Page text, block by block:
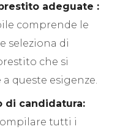
adeguate :
comprende le
seleziona di
che si
queste esigenze.
di candidatura:
tutti i